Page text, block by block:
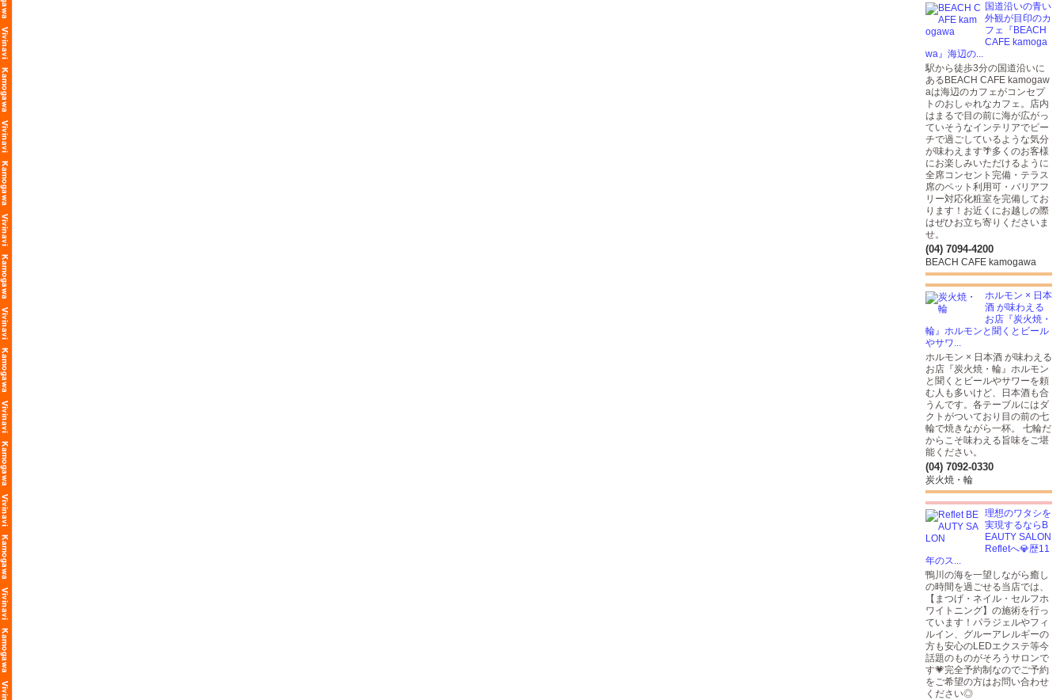
国道沿いの青い
外観が目印のカ
フェ『BEACH
CAFE kamoga
wa』海辺の...
駅から徒歩3分の国道沿いに
あるBEACH CAFE kamogaw
aは海辺のカフェがコンセプ
トのおしゃれなカフェ。店内
はまるで目の前に海が広がっ
ていそうなインテリアでビー
チで過ごしているような気分
が味わえます🌴多くのお客様
にお楽しみいただけるように
全席コンセント完備・テラス
席のペット利用可・バリアフ
リー対応化粧室を完備してお
ります！お近くにお越しの際
はぜひお立ち寄りくださいま
せ。
(04) 7094-4200
BEACH CAFE kamogawa
ホルモン × 日本
酒 が味わえる
お店『炭火焼・
輪』ホルモンと聞くとビール
やサワ...
ホルモン × 日本酒 が味わえる
お店『炭火焼・輪』ホルモン
と聞くとビールやサワーを頼
む人も多いけど、日本酒も合
うんです。各テーブルにはダ
クトがついており目の前の七
輪で焼きながら一杯。 七輪だ
からこそ味わえる旨味をご堪
能ください。
(04) 7092-0330
炭火焼・輪
理想のワタシを
実現するならB
EAUTY SALON
Refletへ💎歴11
年のス...
鴨川の海を一望しながら癒し
の時間を過ごせる当店では、
【まつげ・ネイル・セルフホ
ワイトニング】の施術を行っ
ています！パラジェルやフィ
ルイン、グルーアレルギーの
方も安心のLEDエクステ等今
話題のものがそろうサロンで
す💗完全予約制なのでご予約
をご希望の方はお問い合わせ
ください◎